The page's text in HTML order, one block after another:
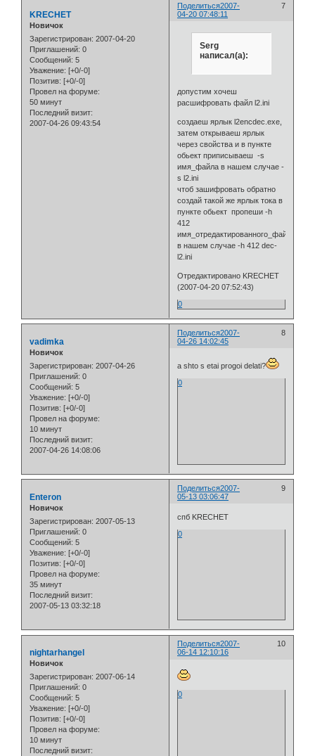
Поделиться 7
2007-
04-20 07:48:11
KRECHET
Новичок
Зарегистрирован: 2007-04-20
Приглашений: 0
Сообщений: 5
Уважение: [+0/-0]
Позитив: [+0/-0]
Провел на форуме:
50 минут
Последний визит:
2007-04-26 09:43:54
Serg
написал(а):
допустим хочеш
расшифровать файл l2.ini
создаеш ярлык l2encdec.exe,
затем открываеш ярлык
через свойства и в пункте
обьект приписываеш -s
имя_файла в нашем случае -
s l2.ini
чтоб зашифровать обратно
создай такой же ярлык тока в
пункте обьект пропеши -h
412
имя_отредактированного_файла
в нашем случае -h 412 dec-
l2.ini
Отредактировано KRECHET
(2007-04-20 07:52:43)
0
Поделиться 8
2007-
04-26 14:02:45
vadimka
Новичок
Зарегистрирован: 2007-04-26
Приглашений: 0
Сообщений: 5
Уважение: [+0/-0]
Позитив: [+0/-0]
Провел на форуме:
10 минут
Последний визит:
2007-04-26 14:08:06
a shto s etai progoi delati?
0
Поделиться 9
2007-
05-13 03:06:47
Enteron
Новичок
Зарегистрирован: 2007-05-13
Приглашений: 0
Сообщений: 5
Уважение: [+0/-0]
Позитив: [+0/-0]
Провел на форуме:
35 минут
Последний визит:
2007-05-13 03:32:18
спб KRECHET
0
Поделиться 10
2007-
06-14 12:10:16
nightarhangel
Новичок
Зарегистрирован: 2007-06-14
Приглашений: 0
Сообщений: 5
Уважение: [+0/-0]
Позитив: [+0/-0]
Провел на форуме:
10 минут
Последний визит:
0